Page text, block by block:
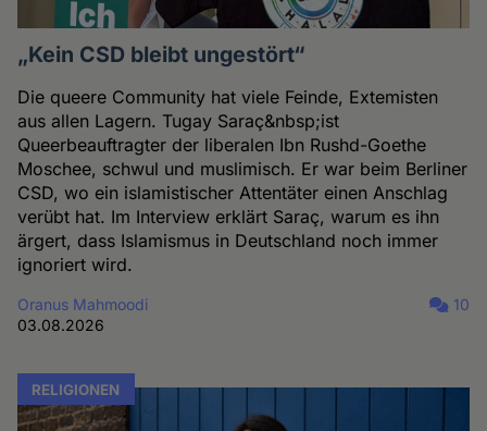
„Kein CSD bleibt ungestört“
Die queere Community hat viele Feinde, Extemisten
aus allen Lagern. Tugay Saraç&nbsp;ist
Queerbeauftragter der liberalen Ibn Rushd-Goethe
Moschee, schwul und muslimisch. Er war beim Berliner
CSD, wo ein islamistischer Attentäter einen Anschlag
verübt hat. Im Interview erklärt Saraç, warum es ihn
ärgert, dass Islamismus in Deutschland noch immer
ignoriert wird.
Oranus Mahmoodi
03.08.2026
10
RELIGIONEN